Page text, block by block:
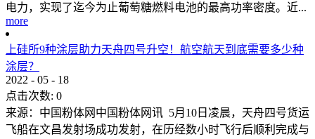
电力，实现了迄今为止葡萄糖燃料电池的最高功率密度。近...
more
上硅所9种涂层助力天舟四号升空！航空航天到底需要多少种
涂层？
2022 - 05 - 18
点击次数: 0
来源：中国粉体网中国粉体网讯 5月10日凌晨，天舟四号货运
飞船在文昌发射场成功发射，在历经数小时飞行后顺利完成与